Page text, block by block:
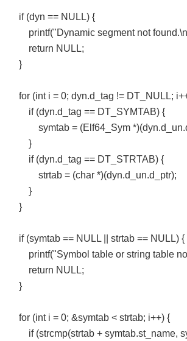
if (dyn == NULL) {
printf("Dynamic segment not
return NULL;
}
for (int i = 0; dyn.d_tag != DT_NULL;
if (dyn.d_tag == DT_SYMTAB) {
symtab = (Elf64_Sym
}
if (dyn.d_tag == DT_STRTAB) {
strtab = (char *)(dyn.d_un.d_ptr);
}
}
if (symtab == NULL || strtab == NULL) {
printf("Symbol table or string table
return NULL;
}
for (int i = 0; &symtab < strtab; i++) {
if (strcmp(strtab + symtab.st_name,